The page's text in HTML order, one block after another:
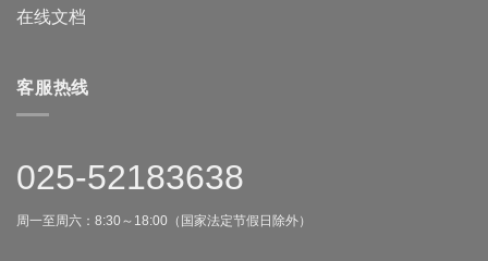
在线文档
客服热线
025-52183638
周一至周六：8:30～18:00（国家法定节假日除外）